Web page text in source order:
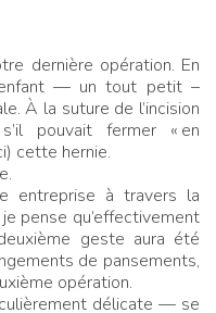
dernière opération. En
— un tout petit –
À la suture de l’incision
pouvait fermer « en
cette hernie.
entreprise à travers la
pense qu’effectivement
geste aura été
de pansements,
opération.
délicate — se